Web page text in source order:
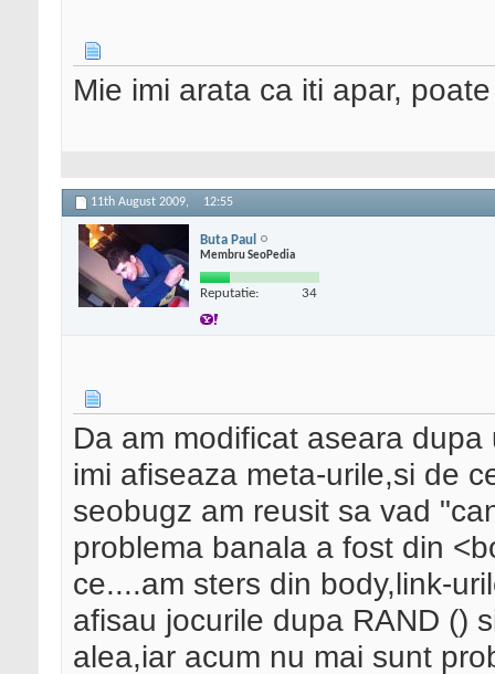
Mie imi arata ca iti apar,
11th August 2009, 12:55
Buta Paul
Membru SeoPedia
Reputatie: 34
Da am modificat aseara
imi afiseaza meta-urile,si de
seobugz am reusit sa vad
problema banala a fost din
ce....am sters din body,link-
afisau jocurile dupa RAND ()
alea,iar acum nu mai sunt